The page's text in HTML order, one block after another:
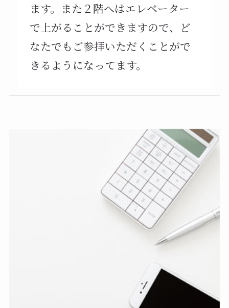
ます。また２階へはエレベーター
で上がることができますので、ど
なたでもご参拝いただくことがで
きるようになってます。